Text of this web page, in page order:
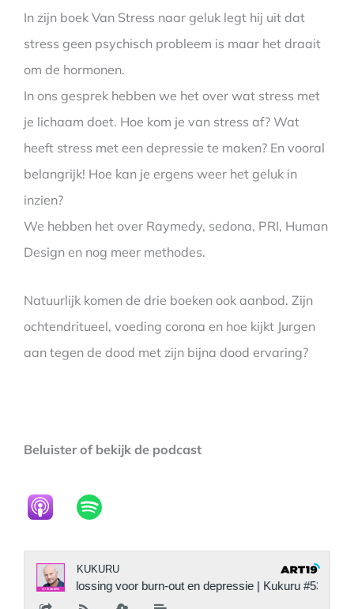
In zijn boek Van Stress naar geluk legt hij uit dat
stress geen psychisch probleem is maar het draait
om de hormonen.
In ons gesprek hebben we het over wat stress met
je lichaam doet. Hoe kom je van stress af? Wat
heeft stress met een depressie te maken? En vooral
belangrijk! Hoe kan je ergens weer het geluk in
inzien?
We hebben het over Raymedy, sedona, PRI, Human
Design en nog meer methodes.
Natuurlijk komen de drie boeken ook aanbod. Zijn
ochtendritueel, voeding corona en hoe kijkt Jurgen
aan tegen de dood met zijn bijna dood ervaring?
Beluister of bekijk de podcast